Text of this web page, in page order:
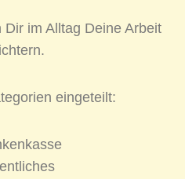
im Alltag Deine Arbeit
eingeteilt: